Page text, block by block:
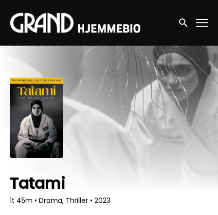
Accessibility Links
Søg nu
Tatami
1t 45m • Drama, Thriller • 2023